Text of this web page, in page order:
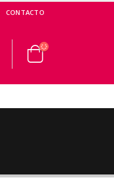
CONTACTO